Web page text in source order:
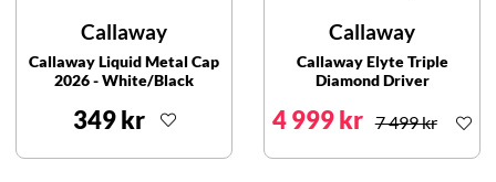
Callaway
Callaway Liquid Metal Cap
2026 - White/Black
349 kr
Callaway
Callaway Elyte Triple
Diamond Driver
4 999 kr 7 499 kr